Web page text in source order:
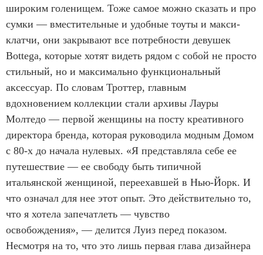
широким голенищем. Тоже самое можно сказать и про
сумки — вместительные и удобные тоуты и макси-
клатчи, они закрывают все потребности девушек
Bottega, которые хотят видеть рядом с собой не просто
стильный, но и максимально функциональный
аксессуар. По словам Троттер, главным
вдохновением коллекции стали архивы Лауры
Молтедо — первой женщины на посту креативного
директора бренда, которая руководила модным Домом
с 80-х до начала нулевых. «Я представляла себе ее
путешествие — ее свободу быть типичной
итальянской женщиной, переехавшей в Нью-Йорк. И
что означал для нее этот опыт. Это действительно то,
что я хотела запечатлеть — чувство
освобождения», — делится Луиз перед показом.
Несмотря на то, что это лишь первая глава дизайнера